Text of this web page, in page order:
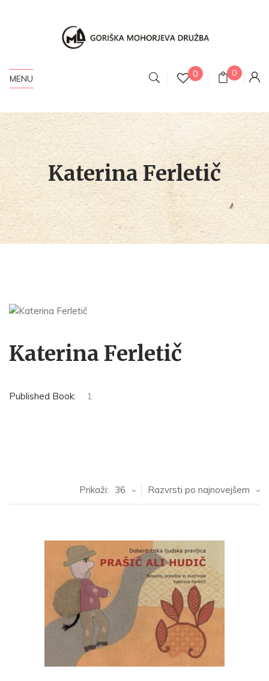
MENU 0 0
Katerina Ferletič
Katerina Ferletič
Published Book: 1
Razvrsti po najnovejšem
Prikaži: 36